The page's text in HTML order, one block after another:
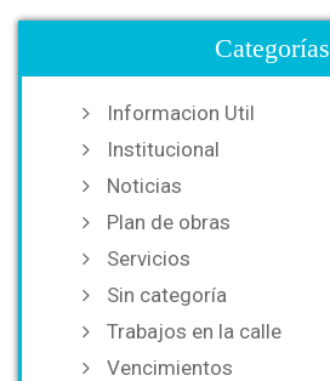
Categorías
Informacion Util
Institucional
Noticias
Plan de obras
Servicios
Sin categoría
Trabajos en la calle
Vencimientos